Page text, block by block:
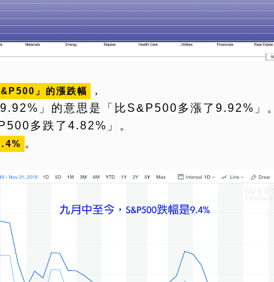
」的漲跌幅
，
」的意思是「比S&P500多漲了9.92%」。
多跌了4.82%」。
。